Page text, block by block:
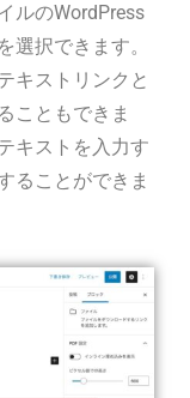
ルのWordPress
選択できます。
キストリンクと
こともできま
キストを入力す
ることができま